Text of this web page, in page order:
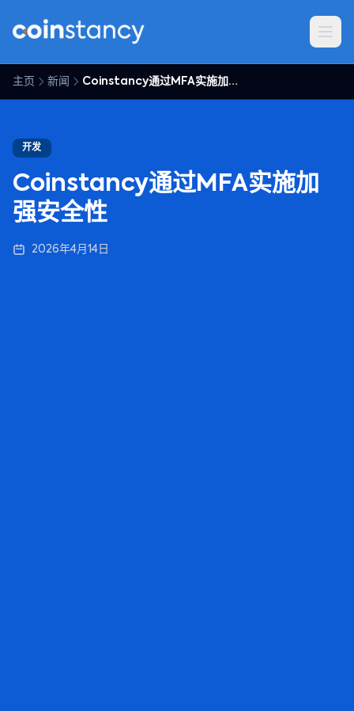
主页 新闻 Coinstancy通过MFA实施加强安全性
开发
Coinstancy通过MFA实施加
强安全性
2026年4月14日